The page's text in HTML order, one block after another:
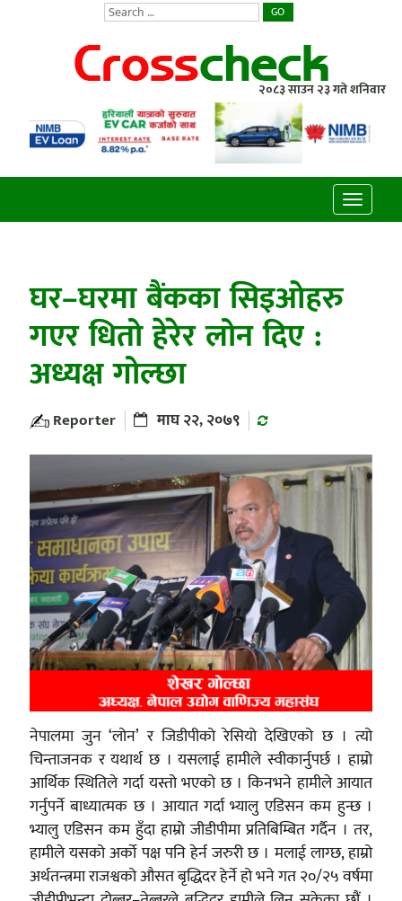
GO
२०८३ साउन २३ गते शनिवार
Toggle
घर–घरमा बैंकका सिइओहरु
गएर धितो हेरेर लोन दिए :
अध्यक्ष गोल्छा
Reporter माघ २२, २०७९
नेपालमा जुन ‘लोन’ र जिडीपीको रेसियो देखिएको छ । त्यो
चिन्ताजनक र यथार्थ छ । यसलाई हामीले स्वीकार्नुपर्छ । हाम्रो
आर्थिक स्थितिले गर्दा यस्तो भएको छ । किनभने हामीले आयात
गर्नुपर्ने बाध्यात्मक छ । आयात गर्दा भ्यालु एडिसन कम हुन्छ ।
भ्यालु एडिसन कम हुँदा हाम्रो जीडीपीमा प्रतिबिम्बित गर्दैन । तर,
हामीले यसको अर्को पक्ष पनि हेर्न जरुरी छ । मलाई लाग्छ, हाम्रो
अर्थतन्त्रमा राजश्वको औसत बृद्धिदर हेर्ने हो भने गत २०/२५ वर्षमा